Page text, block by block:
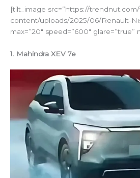
[tilt_image src=”https://
content/uploads/2025/06/Renault-
max=”20″ speed=”600″ glare=”true”
1. Mahindra XEV 7e